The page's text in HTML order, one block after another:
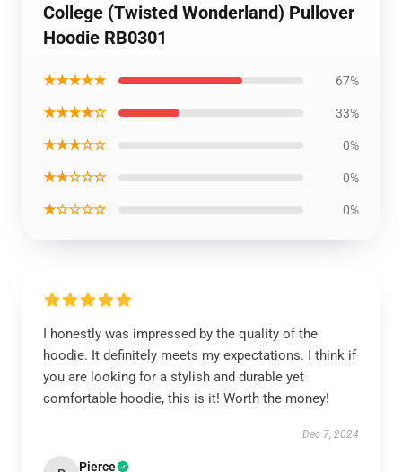
College (Twisted Wonderland) Pullover
Hoodie RB0301
★★★★★ 67%
★★★★☆ 33%
★★★☆☆ 0%
★★☆☆☆ 0%
★☆☆☆☆ 0%
I honestly was impressed by the quality of the
hoodie. It definitely meets my expectations. I think if
you are looking for a stylish and durable yet
comfortable hoodie, this is it! Worth the money!
Dec 7, 2024
Pierce